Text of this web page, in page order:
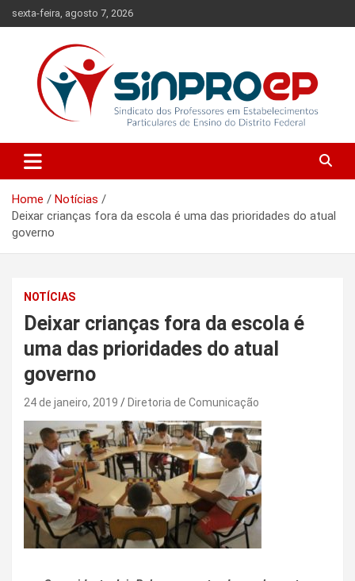
to
sexta-feira, agosto 7, 2026
Sinproep-DF
Ensino do Distrito Federal
Home
Notícias
Deixar crianças fora da escola é uma das prioridades do atual
governo
NOTÍCIAS
Deixar crianças fora da escola é
uma das prioridades do atual
governo
24 de janeiro, 2019 Diretoria de Comunicação